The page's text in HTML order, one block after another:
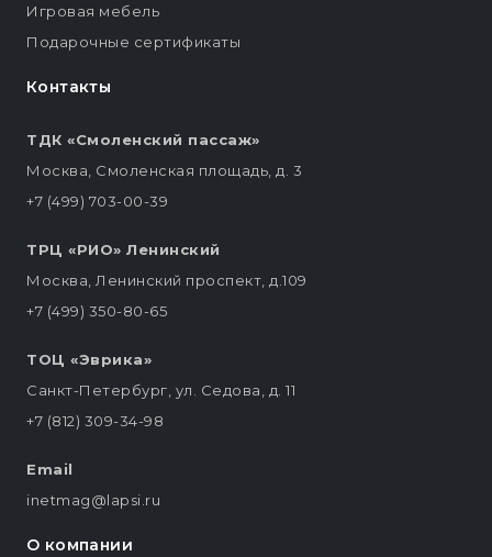
Контакты
ТДК «Смоленский пассаж»
Москва, Смоленская площадь, д. 3
+7 (499) 703-00-39
ТРЦ «РИО» Ленинский
Москва, Ленинский проспект, д.109
+7 (499) 350-80-65
ТОЦ «Эврика»
Санкт-Петербург, ул. Седова, д. 11
+7 (812) 309-34-98
Email
inetmag@lapsi.ru
Игровая мебель
Подарочные сертификаты
О компании